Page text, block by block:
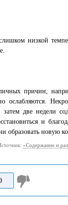
низкой
причин,
ослабляются.
две недели
и
образовать новую
«Содержание и